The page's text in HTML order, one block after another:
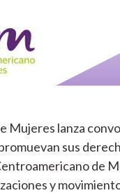
Mujeres lanza
sus
de
y